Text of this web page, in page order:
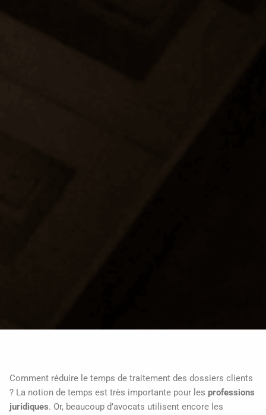
Comment réduire le temps de traitement des dossiers clients
? La notion de temps est très importante pour les professions
juridiques. Or, beaucoup d’avocats utilisent encore les